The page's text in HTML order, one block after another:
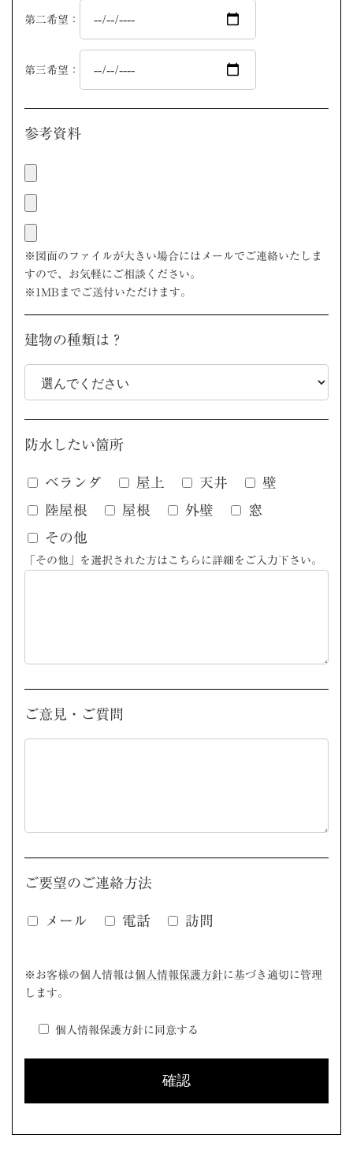
第二希望：
第三希望：
参考資料
※図面のファイルが大きい場合にはメールでご連絡いたしま
すので、お気軽にご相談ください。
※1MBまでご送付いただけます。
建物の種類は？
防水したい箇所
ベランダ 屋上 天井
壁
陸屋根
屋根 外壁
窓
その他
「その他」を選択された方はこちらに詳細をご入力下さい。
ご意見・ご質問
ご要望のご連絡方法
メール 電話 訪問
※お客様の個人情報は個人情報保護方針に基づき適切に管理
します。
個人情報保護方針に同意する